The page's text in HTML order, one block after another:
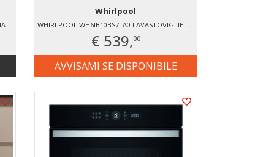
WHIRLPOOL WHK26403XP6E1 FRIGO COMBINATO NO FROST
Whirlpool
€ 539,00
AVVISAMI SE DISPONIBILE